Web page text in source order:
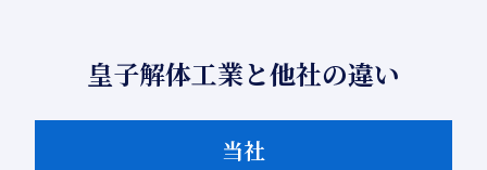
皇子解体工業と他社の違い
当社